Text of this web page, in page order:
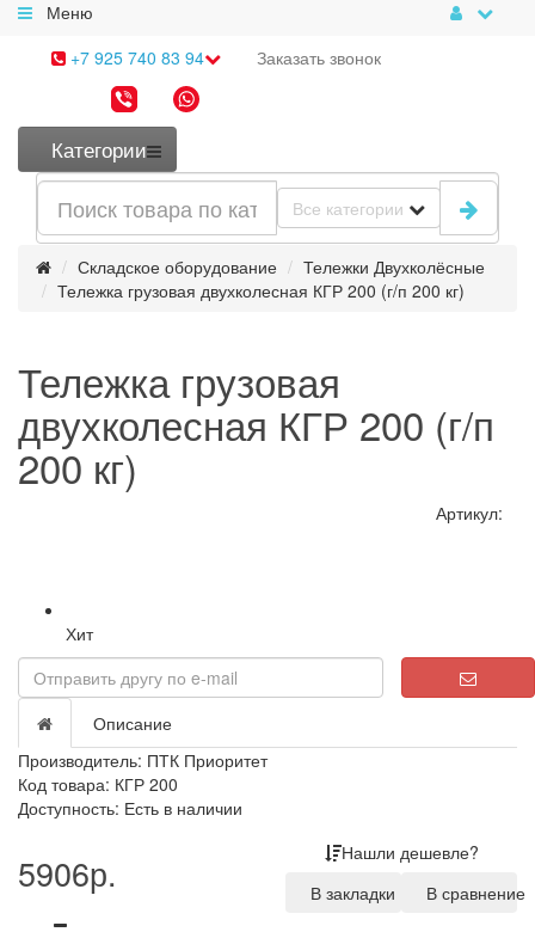
Меню
+7 925 740 83 94
Заказать звонок
Категории
Все категории
Складское оборудование
Тележки Двухколёсные
Тележка грузовая двухколесная КГР 200 (г/п 200 кг)
Тележка грузовая
двухколесная КГР 200 (г/п
200 кг)
Артикул:
Хит
Описание
Производитель: ПТК Приоритет
Код товара: КГР 200
Доступность: Есть в наличии
5906р.
Нашли дешевле?
В закладки
В сравнение